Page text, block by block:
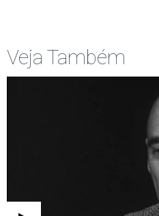
Veja Também